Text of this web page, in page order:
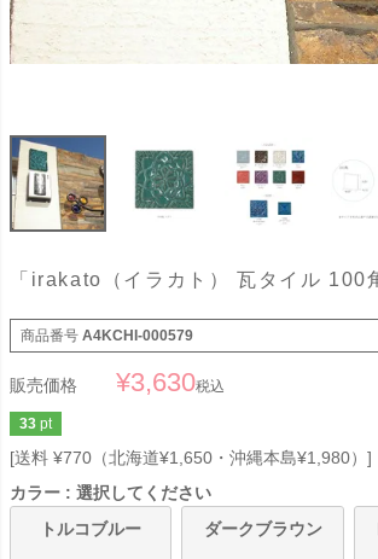
「irakato（イラカト） 瓦タイル 100
商品番号 A4KCHI-000579
販売価格 ¥3,630税込
33 pt
送料 ¥770（北海道¥1,650・沖縄本島¥1,980）
カラー
選択してください
トルコブルー
ダークブラウン